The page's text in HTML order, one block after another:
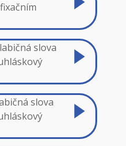
slova
slova